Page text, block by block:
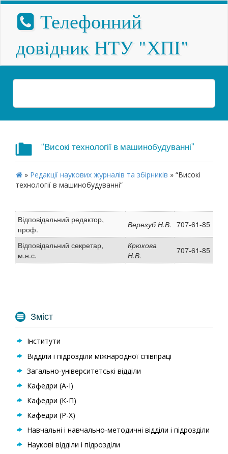
Телефонний
довiдник НТУ "ХПI"
“Високі технології в машинобудуванні”
» Редакції наукових журналів та збірників » “Високі
технології в машинобудуванні”
Відповідальний редактор,
проф.
Верезуб Н.В. 707-61-85
Відповідальний секретар,
м.н.с.
Крюкова
Н.В.
707-61-85
Зміст
Інститути
Відділи і підрозділи міжнародної співпраці
Загально-університетські відділи
Кафедри (А-I)
Кафедри (К-П)
Кафедри (Р-Х)
Навчальні і навчально-методичні відділи і підрозділи
Наукові відділи і підрозділи